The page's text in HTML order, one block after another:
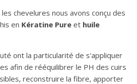
chevelures nous avons conçu des
en Kératine Pure et huile
ont la particularité de s'appliquer
afin de rééquilibrer le PH des cuirs
reconstruire la fibre, apporter